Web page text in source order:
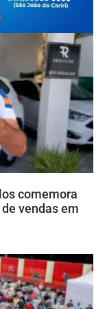
comemora
vendas em